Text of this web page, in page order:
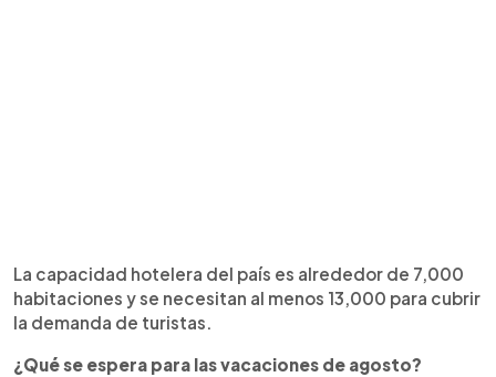
La capacidad hotelera del país es alrededor de 7,000
habitaciones y se necesitan al menos 13,000 para cubrir
la demanda de turistas.
¿Qué se espera para las vacaciones de agosto?